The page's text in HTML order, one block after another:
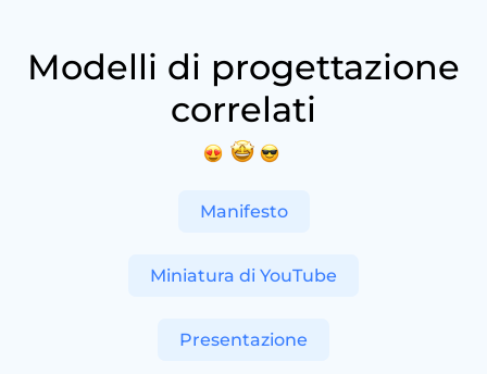
Modelli di progettazione
correlati
Manifesto
Miniatura di YouTube
Presentazione